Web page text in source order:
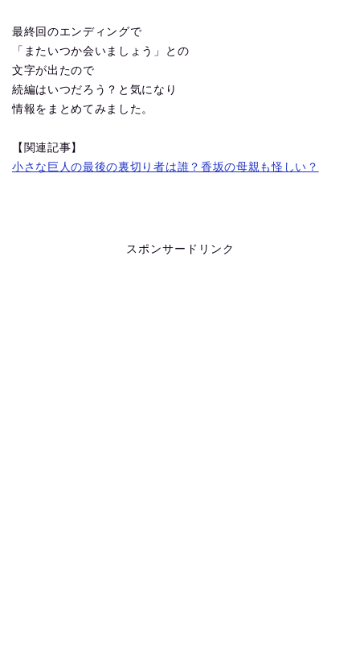
最終回のエンディングで
「またいつか会いましょう」との
文字が出たので
続編はいつだろう？と気になり
情報をまとめてみました。
【関連記事】
小さな巨人の最後の裏切り者は誰？香坂の母親も怪しい？
スポンサードリンク